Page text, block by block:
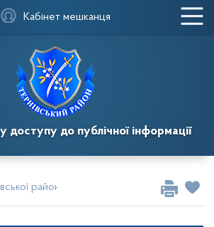
доступу до публічної інформації
Кабінет мешканця
районної у місті ради Сесії за 2011